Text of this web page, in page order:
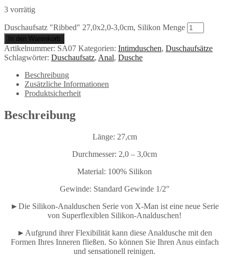
3 vorrätig
Duschaufsatz "Ribbed" 27,0x2,0-3,0cm, Silikon Menge
In den Warenkorb
Artikelnummer: SA07 Kategorien: Intimduschen, Duschaufsätze
Schlagwörter: Duschaufsatz, Anal, Dusche
Beschreibung
Zusätzliche Informationen
Produktsicherheit
Beschreibung
Länge: 27,cm
Durchmesser: 2,0 – 3,0cm
Material: 100% Silikon
Gewinde: Standard Gewinde 1/2″
►Die Silikon-Analduschen Serie von X-Man ist eine neue Serie
von Superflexiblen Silikon-Analduschen!
►Aufgrund ihrer Flexibilität kann diese Analdusche mit den
Formen Ihres Inneren fließen. So können Sie Ihren Anus einfach
und sensationell reinigen.